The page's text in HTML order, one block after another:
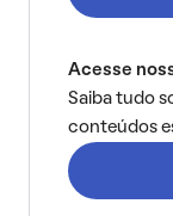
Acesse
Saiba tudo
conteúdos